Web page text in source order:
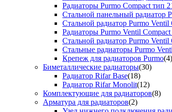
Радиаторы Purmo Compact тип
Стальной панельный радиатор
Стальной радиатор Purmo Ventil
Радиаторы Purmo Ventil
Стальной радиатор Purmo Ventil
Стальные радиаторы Purmo
Крепеж для радиаторов Purmo(4)
Биметаллические радиаторы(30)
Радиатор Rifar Base(18)
Радиатор Rifar Monolit(12)
Комплектующие для радиаторов(8)
Арматура для радиаторов(2)